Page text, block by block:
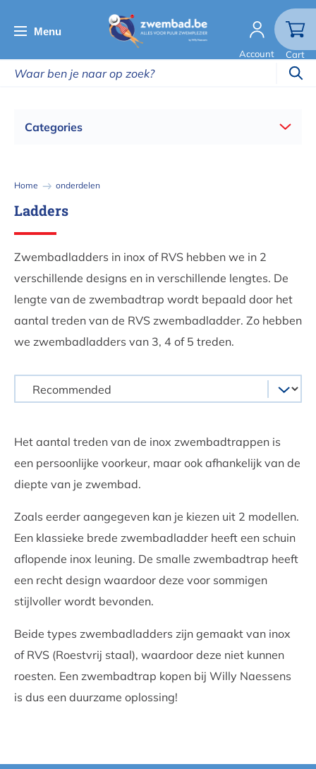
en
de
inhoud
Menu
Account Cart
Categories
Kruimelpad
Home onderdelen
Ladders
Zwembadladders in inox of RVS hebben we in 2
verschillende designs en in verschillende lengtes. De
lengte van de zwembadtrap wordt bepaald door het
aantal treden van de RVS zwembadladder. Zo hebben
we zwembadladders van 3, 4 of 5 treden.
Het aantal treden van de inox zwembadtrappen is
een persoonlijke voorkeur, maar ook afhankelijk van de
diepte van je zwembad.
Zoals eerder aangegeven kan je kiezen uit 2 modellen.
Een klassieke brede zwembadladder heeft een schuin
aflopende inox leuning. De smalle zwembadtrap heeft
een recht design waardoor deze voor sommigen
stijlvoller wordt bevonden.
Beide types zwembadladders zijn gemaakt van inox
of RVS (Roestvrij staal), waardoor deze niet kunnen
roesten. Een zwembadtrap kopen bij Willy Naessens
is dus een duurzame oplossing!